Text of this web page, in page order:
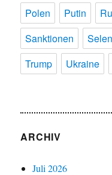
Polen
Putin
Sanktionen
Trump
Ukraine
ARCHIV
Juli 2026